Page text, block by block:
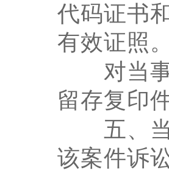
代码证书
有效证照
对当事
留存复印
五、当
该案件诉